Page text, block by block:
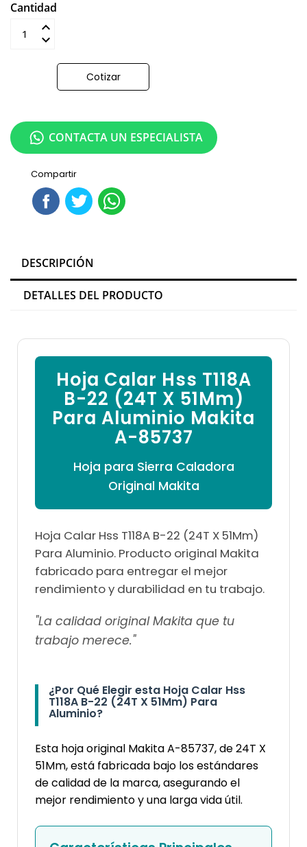
Cantidad
Cotizar
Compartir
CONTACTA UN ESPECIALISTA
DESCRIPCIÓN
DETALLES DEL PRODUCTO
Hoja Calar Hss T118A
B-22 (24T X 51Mm)
Para Aluminio Makita
A-85737
Hoja para Sierra Caladora
Original Makita
Hoja Calar Hss T118A B-22 (24T X 51Mm)
Para Aluminio. Producto original Makita
fabricado para entregar el mejor
rendimiento y durabilidad en tu trabajo.
"La calidad original Makita que tu
trabajo merece."
¿Por Qué Elegir esta Hoja Calar Hss
T118A B-22 (24T X 51Mm) Para
Aluminio?
Esta hoja original Makita A-85737, de 24T X
51Mm, está fabricada bajo los estándares
de calidad de la marca, asegurando el
mejor rendimiento y una larga vida útil.